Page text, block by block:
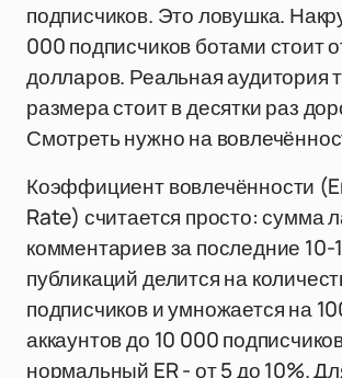
подписчиков. Это ловушка.
000 подписчиков ботами стоит
долларов. Реальная аудитория
размера стоит в десятки раз
Смотреть нужно на
Коэффициент вовлечённости
Rate) считается просто: сумма
комментариев за последние 10-
публикаций делится на
подписчиков и умножается на
аккаунтов до 10 000
нормальный ER - от 5 до 10%.